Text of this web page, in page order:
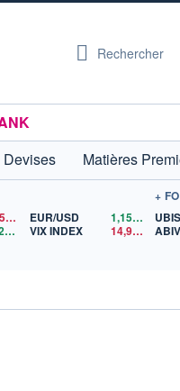
Rechercher
Devises Matières
82,35
$US
4 342,26 $US
EUR/USD 1,1559
$US
VIX INDEX
14,90$US